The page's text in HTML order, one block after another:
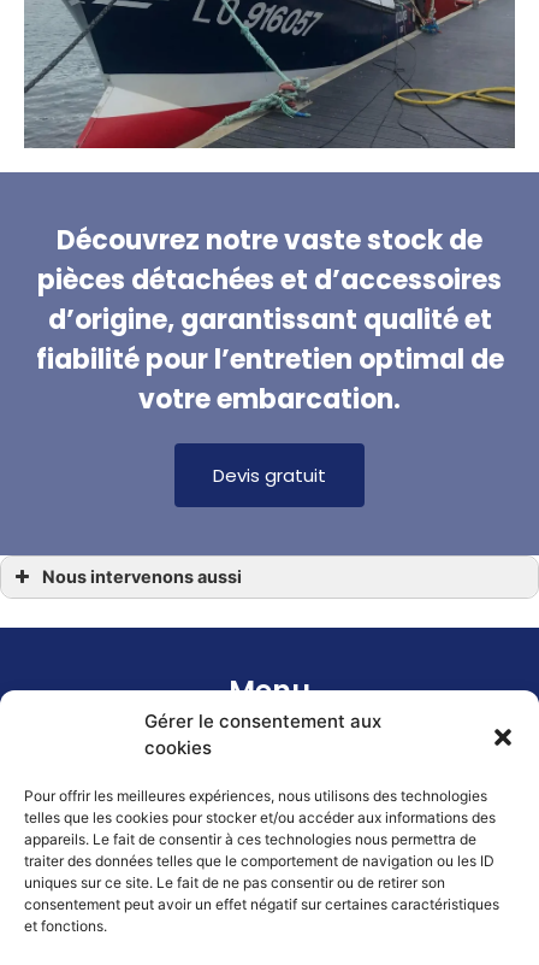
Gérer le consentement aux
cookies
Pour offrir les meilleures expériences, nous utilisons des technologies
telles que les cookies pour stocker et/ou accéder aux informations des
appareils. Le fait de consentir à ces technologies nous permettra de
traiter des données telles que le comportement de navigation ou les ID
uniques sur ce site. Le fait de ne pas consentir ou de retirer son
consentement peut avoir un effet négatif sur certaines caractéristiques
et fonctions.
Découvrez notre vaste stock de
pièces détachées et d’accessoires
d’origine, garantissant qualité et
fiabilité pour l’entretien optimal de
votre embarcation.
Devis gratuit
Nous intervenons aussi
Mécanique bateau la trinité-sur-mer
Mécanique bateau lorient
Mécanique bateau port-blanc
Mécanique bateau port-louis
Mécanique bateau séné
Mécanique bateau vannes
Menu
À propos
Prestations
Contact